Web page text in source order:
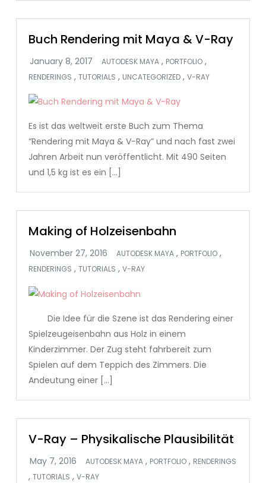
Buch Rendering mit Maya & V-Ray
AUTODESK MAYA , PORTFOLIO ,
RENDERINGS ,TUTORIALS , UNCATEGORIZED ,V-RAY
Es ist das weltweit erste Buch zum Thema
“Rendering mit Maya & V-Ray” und nach fast zwei
Jahren Arbeit nun veröffentlicht. Mit 490 Seiten
und 1,5 kg ist es ein […]
Making of Holzeisenbahn
AUTODESK MAYA , PORTFOLIO ,
RENDERINGS ,TUTORIALS ,V-RAY
Die Idee für die Szene ist das Rendering einer
Spielzeugeisenbahn aus Holz in einem
Kinderzimmer. Der Zug steht fahrbereit zum
Spielen auf dem Teppich des Zimmers. Die
Andeutung einer […]
V-Ray – Physikalische Plausibilität
AUTODESK MAYA , PORTFOLIO , RENDERINGS
,TUTORIALS ,V-RAY